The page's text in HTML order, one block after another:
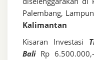
Palembang,
Kalimantan
Kisaran Investasi
Bali Rp